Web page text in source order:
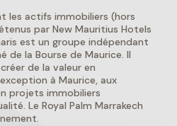
les actifs immobiliers (hors
par New Mauritius Hotels
est un groupe indépendant
de la Bourse de Maurice. Il
de la valeur en
à Maurice, aux
projets immobiliers
Le Royal Palm Marrakech